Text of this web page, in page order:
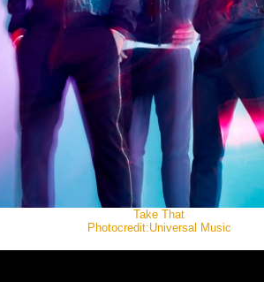
Take That
Photocredit:Universal Music